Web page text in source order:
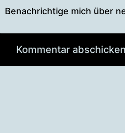
Benachrichtige mich über